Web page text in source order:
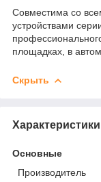
Совместима со
устройствами
площадках, в
Скрыть
Характеристики
Основные
Производитель